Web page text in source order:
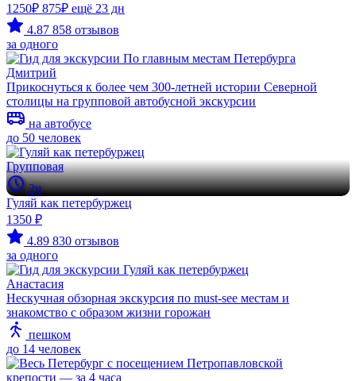
1250₽ 875₽ ещё 23 дн
4.87 858 отзывов
за одного
Дмитрий
Прикоснуться к более чем 300-летней истории Северной
столицы на групповой автобусной экскурсии
на автобусе
до 50 человек
Групповая
2ч
Гуляй как петербуржец
1350 ₽
4.89 830 отзывов
за одного
Анастасия
Нескучная обзорная экскурсия по must-see местам и
знакомство с образом жизни горожан
пешком
до 14 человек